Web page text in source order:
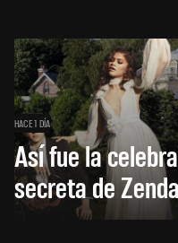
HACE 1 DÍA
Así fue la
secreta de